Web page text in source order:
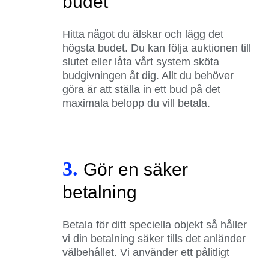
Hitta något du älskar och lägg det
högsta budet. Du kan följa auktionen till
slutet eller låta vårt system sköta
budgivningen åt dig. Allt du behöver
göra är att ställa in ett bud på det
maximala belopp du vill betala.
3. Gör en säker
betalning
Betala för ditt speciella objekt så håller
vi din betalning säker tills det anländer
välbehållet. Vi använder ett pålitligt